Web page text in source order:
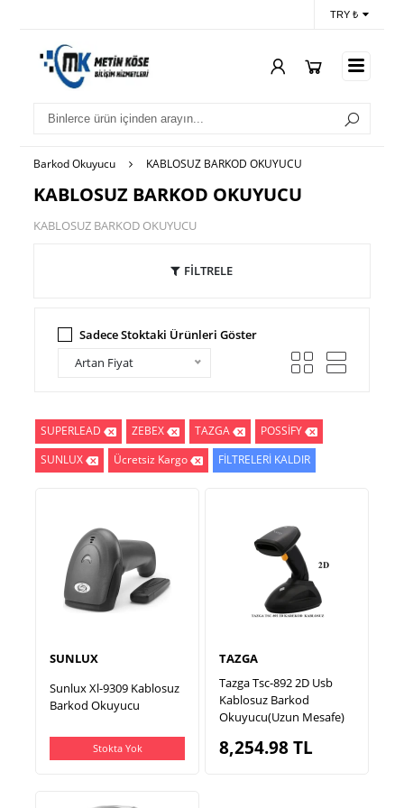
TRY ₺
Barkod Okuyucu KABLOSUZ BARKOD OKUYUCU
KABLOSUZ BARKOD OKUYUCU
KABLOSUZ BARKOD OKUYUCU
FİLTRELE
Sadece Stoktaki Ürünleri Göster
Artan Fiyat
SUPERLEAD ZEBEX TAZGA
POSSİFY
SUNLUX
Ücretsiz Kargo FİLTRELERİ KALDIR
SUNLUX
Sunlux Xl-9309 Kablosuz
Barkod Okuyucu
Stokta Yok
TAZGA
Tazga Tsc-892 2D Usb
Kablosuz Barkod
Okuyucu(Uzun Mesafe)
8,254.98TL